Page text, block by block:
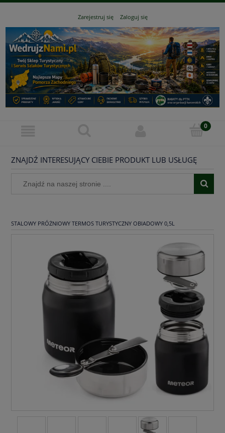
Zarejestruj się Zaloguj się
ZNAJDŹ INTERESUJĄCY CIEBIE PRODUKT LUB USŁUGĘ
STALOWY PRÓŻNIOWY TERMOS TURYSTYCZNY OBIADOWY 0,5L